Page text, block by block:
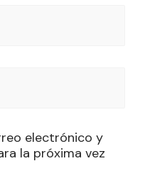
electrónico y
la próxima vez